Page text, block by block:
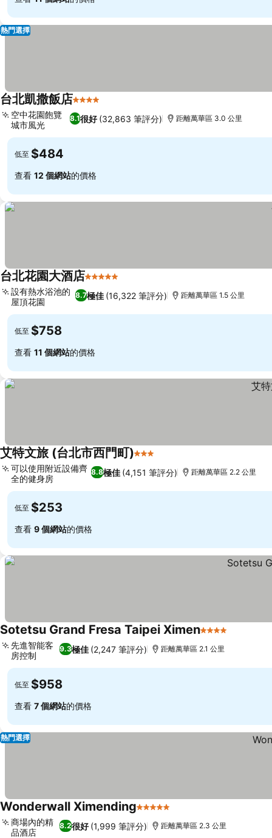
熱門選擇
台北凱撒飯店4 星級
8.1很好 (32,863 筆評分)
空中花園飽覽
城市風光
距離萬華區 3.0 公里
低至 $484
查看 12 個網站的價格
台北花園大酒店5 星級
8.7極佳 (16,322 筆評分)
設有熱水浴池的
屋頂花園
距離萬華區 1.5 公里
低至 $758
查看 11 個網站的價格
艾特文旅 (台北市西門町)3 星級
8.8極佳 (4,151 筆評分)
可以使用附近設備齊
全的健身房
距離萬華區 2.2 公里
低至 $253
查看 9 個網站的價格
Sotetsu Grand Fresa Taipei Ximen4 星級
9.3極佳 (2,247 筆評分)
先進智能客
房控制
距離萬華區 2.1 公里
低至 $958
查看 7 個網站的價格
熱門選擇
Wonderwall Ximending5 星級
8.2很好 (1,999 筆評分)
商場內的精
品酒店
距離萬華區 2.3 公里